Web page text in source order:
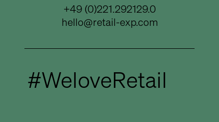
+49 (0)221.292129.0
hello@retail-exp.com
#WeloveRetail